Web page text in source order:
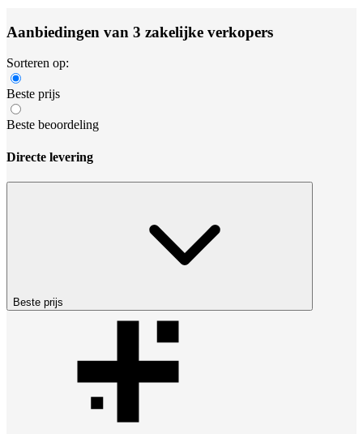
Aanbiedingen van 3 zakelijke verkopers
Sorteren op:
Beste prijs
Beste beoordeling
Directe levering
Beste prijs